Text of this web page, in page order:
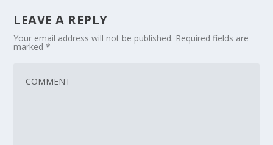
LEAVE A REPLY
Your email address will not be published. Required fields are
marked*